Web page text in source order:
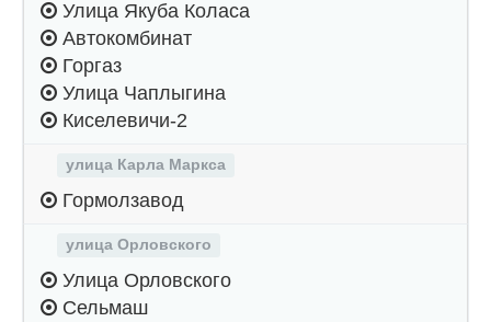
Улица Якуба Коласа
Автокомбинат
Горгаз
Улица Чаплыгина
Киселевичи-2
улица Карла Маркса
Гормолзавод
улица Орловского
Улица Орловского
Сельмаш